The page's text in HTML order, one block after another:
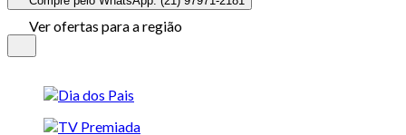
Ver ofertas para a região